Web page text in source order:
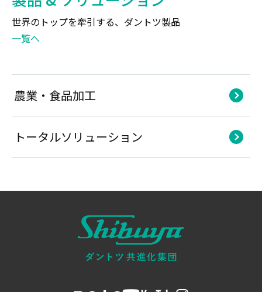
世界のトップを牽引する、ダントツ製品
一覧へ
農業・食品加工
トータルソリューション